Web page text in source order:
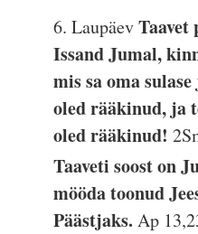
6. LaupäevTaavet
Issand Jumal,
mis sa oma
oled rääkinud, ja
oled rääkinud!
Taaveti soost on
mööda toonud
Päästjaks.Ap